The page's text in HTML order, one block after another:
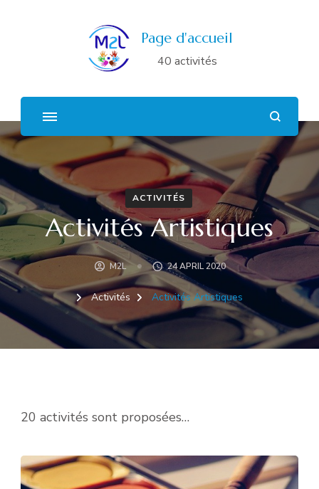
Page d'accueil
40 activités
ACTIVITÉS
Activités Artistiques
M2L 24 APRIL 2020
Activités Activités Artistiques
20 activités sont proposées…